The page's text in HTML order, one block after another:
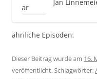
Jan
ähnliche Episoden:
Dieser Beitrag wurde am 16.
veröffentlicht. Schlagwörter: